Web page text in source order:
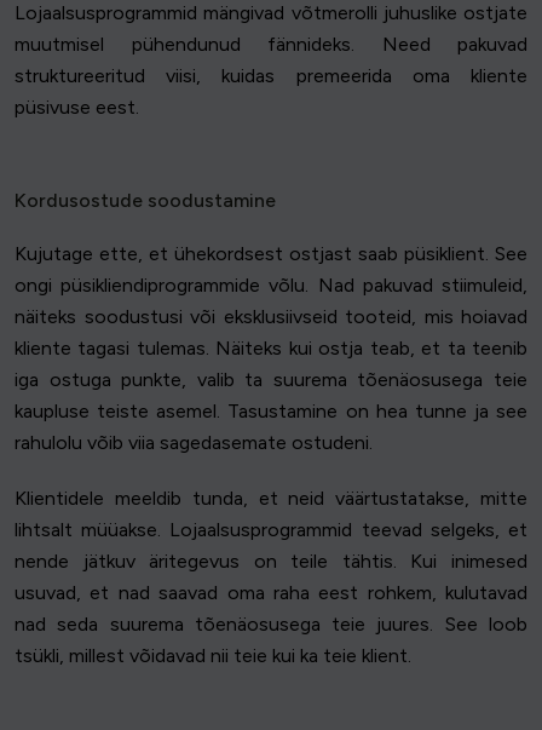
Lojaalsusprogrammid mängivad võtmerolli juhuslike ostjate
muutmisel pühendunud fännideks. Need pakuvad
struktureeritud viisi, kuidas premeerida oma kliente
püsivuse eest.
Kordusostude soodustamine
Kujutage ette, et ühekordsest ostjast saab püsiklient. See
ongi püsikliendiprogrammide võlu. Nad pakuvad stiimuleid,
näiteks soodustusi või eksklusiivseid tooteid, mis hoiavad
kliente tagasi tulemas. Näiteks kui ostja teab, et ta teenib
iga ostuga punkte, valib ta suurema tõenäosusega teie
kaupluse teiste asemel. Tasustamine on hea tunne ja see
rahulolu võib viia sagedasemate ostudeni.
Klientidele meeldib tunda, et neid väärtustatakse, mitte
lihtsalt müüakse. Lojaalsusprogrammid teevad selgeks, et
nende jätkuv äritegevus on teile tähtis. Kui inimesed
usuvad, et nad saavad oma raha eest rohkem, kulutavad
nad seda suurema tõenäosusega teie juures. See loob
tsükli, millest võidavad nii teie kui ka teie klient.